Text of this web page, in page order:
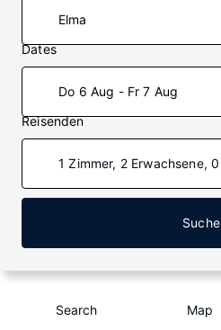
Dates
Do 6 Aug - Fr 7 Aug
Reisenden
1 Zimmer, 2 Erwachsene,
Suche
Search Map